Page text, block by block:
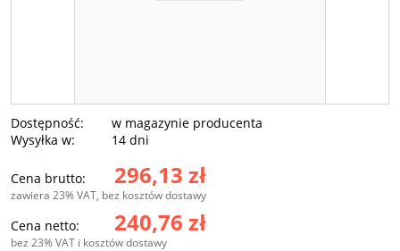
Dostępność:
w magazynie producenta
Wysyłka w:
14 dni
Cena brutto: 296,13 zł
zawiera 23% VAT, bez kosztów dostawy
Cena netto: 240,76 zł
bez 23% VAT i kosztów dostawy